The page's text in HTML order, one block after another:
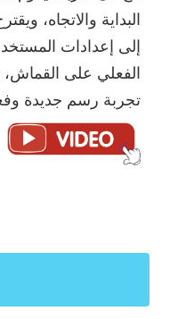
البداية والاتجاه،
إلى إعدادات
الفعلي على
تجربة رسم جديدة